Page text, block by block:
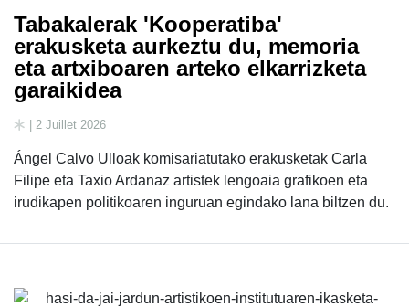
Tabakalerak 'Kooperatiba'
erakusketa aurkeztu du, memoria
eta artxiboaren arteko elkarrizketa
garaikidea
| 2 Juillet 2026
Ángel Calvo Ulloak komisariatutako erakusketak Carla
Filipe eta Taxio Ardanaz artistek lengoaia grafikoen eta
irudikapen politikoaren inguruan egindako lana biltzen du.